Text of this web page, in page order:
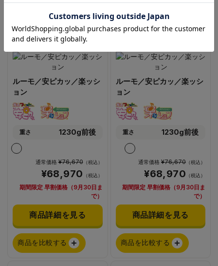
商品を比較する 商品を比較する
ルーモ／安ピカッ／楽ッシ
ョン
重さ 1230g前後
通常価格¥76,670（税込）
¥68,970 （税込）
期間限定 早割価格（9月30日ま
で）
商品詳細を見る
商品を比較する
ルーモ／安ピカッ／楽ッシ
ョン
重さ 1230g前後
通常価格 ¥76,670 （税込）
¥68,970 （税込）
期間限定 早割価格（9月30日ま
で）
商品詳細を見る
商品を比較する